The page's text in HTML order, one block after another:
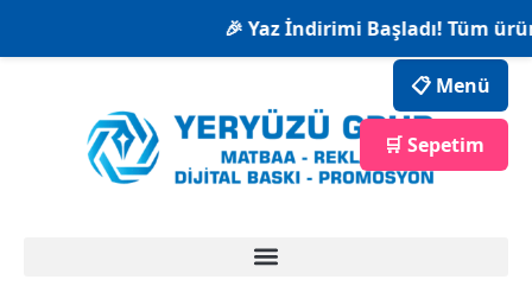
🎉 Yaz İndirimi Başladı! Tüm
📋 Menü
🛒 Sepetim